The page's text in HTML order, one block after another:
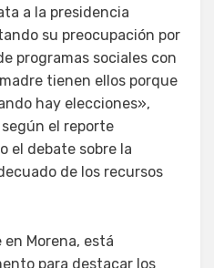
a la presidencia
su preocupación por
programas sociales con
tienen ellos porque
hay elecciones»,
el reporte
el debate sobre la
de los recursos
Morena, está
para destacar los